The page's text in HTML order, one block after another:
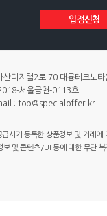
입점신청
산디지털2로 70 대륭테크노
서울금천-0113호
: top@specialoffer.kr
사가 등록한 상품정보 및 거래
및 콘텐츠/UI 등에 대한 무단